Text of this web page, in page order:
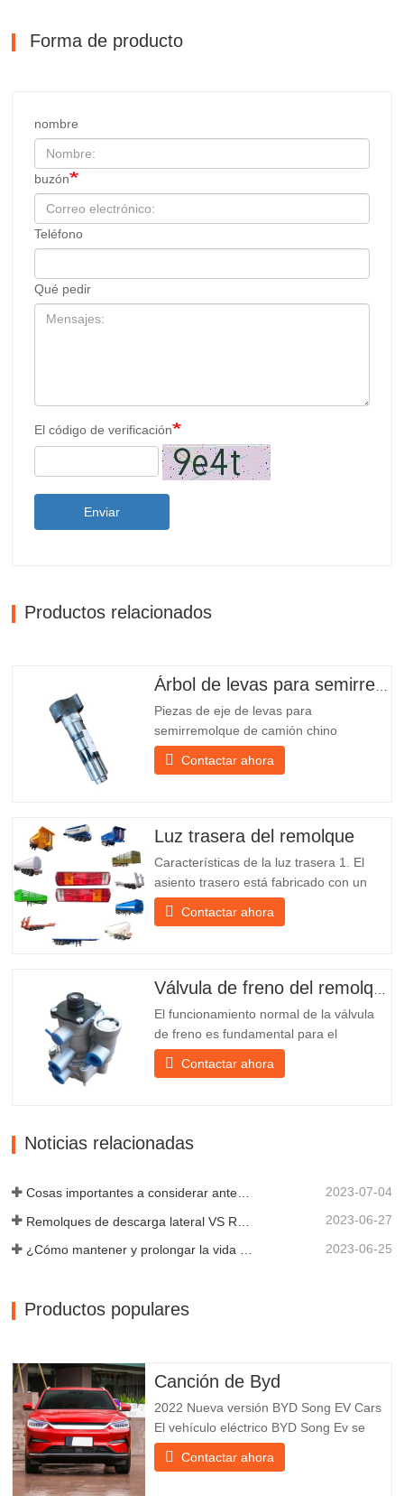
Forma de producto
nombre
buzón
Teléfono
Qué pedir
El código de verificación
Enviar
Productos relacionados
Piezas de eje de levas para
semirremolque de camión chino
PO218971, muy vendidas Presupuesto
Producto Repuestos para remolques
nosotros Chengda Group es un
fabricante chino de semirremolques con
su propia...
Contactar ahora
Luz trasera del remolque
Características de la luz trasera 1. El
asiento trasero está fabricado con un
soporte de hierro, mucho más resistente
que otros materiales. Se incluyen
hierro delante de la pantalla de la
Contactar ahora
El funcionamiento normal de la válvula
de freno es fundamental para el
estacionamiento, ya que facilita el
frenado suave del remolque. Chengda,
tipos de remolques, integrando
producción, investigación y desarrollo
Contactar ahora
Noticias relacionadas
Cosas importantes a considerar antes de comprar un remolque volquete 2023-07-04
2023-06-27
2023-06-25
Productos populares
Canción de Byd
2022 Nueva versión BYD Song EV Cars
El vehículo eléctrico BYD Song Ev se
centra en la experiencia del cliente y el
desarrollo de productos para satisfacer la
Contactar ahora